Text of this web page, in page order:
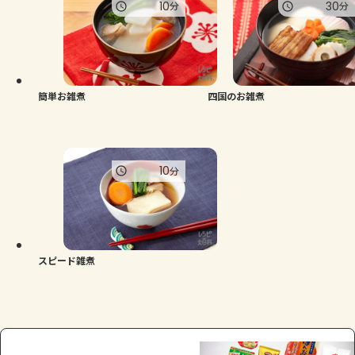
簡単お雑煮
10分
四国のお雑煮
30分
スピード雑煮
10分